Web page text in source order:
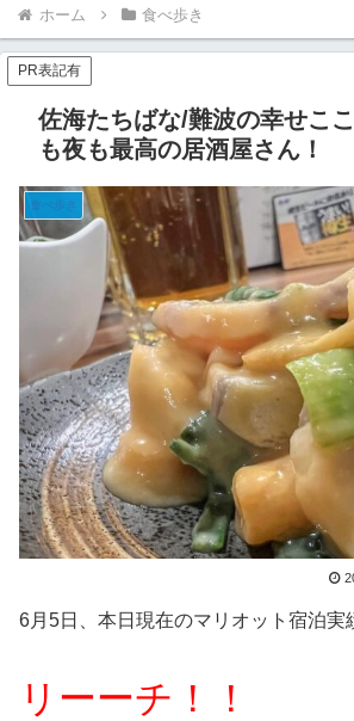
ホーム 食べ歩き
PR表記有
佐海たちばな/難波の幸せこ
も夜も最高の居酒屋さん！
食べ歩き
6月5日、本日現在のマリオット宿泊実
リーーチ！！